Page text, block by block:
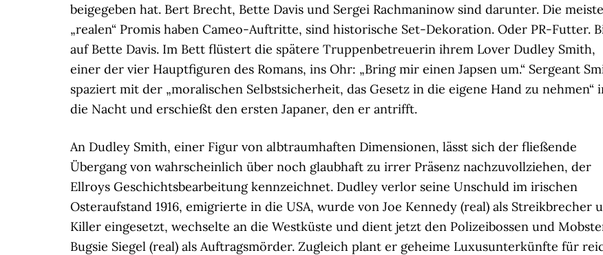
beigegeben hat. Bert Brecht, Bette Davis und Sergei Rachmaninow sind darunter. Die
„realen“ Promis haben Cameo-Auftritte, sind historische Set-Dekoration. Oder PR-Futter.
auf Bette Davis. Im Bett flüstert die spätere Truppenbetreuerin ihrem Lover Dudley Smith,
einer der vier Hauptfiguren des Romans, ins Ohr: „Bring mir einen Japsen um.“ Sergeant
spaziert mit der „moralischen Selbstsicherheit, das Gesetz in die eigene Hand zu nehmen“
die Nacht und erschießt den ersten Japaner, den er antrifft.
An Dudley Smith, einer Figur von albtraumhaften Dimensionen, lässt sich der fließende
Übergang von wahrscheinlich über noch glaubhaft zu irrer Präsenz nachzuvollziehen, der
Ellroys Geschichtsbearbeitung kennzeichnet. Dudley verlor seine Unschuld im irischen
Osteraufstand 1916, emigrierte in die USA, wurde von Joe Kennedy (real) als Streikbrecher
Killer eingesetzt, wechselte an die Westküste und dient jetzt den Polizeibossen und
Bugsie Siegel (real) als Auftragsmörder. Zugleich plant er geheime Luxusunterkünfte für